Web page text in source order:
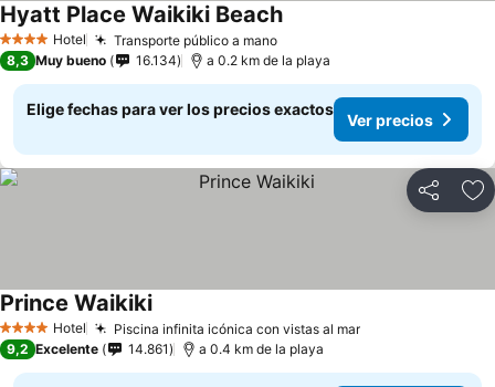
4 EstrellasHotel Transporte público a mano
Hyatt Place Waikiki Beach
8,3 Muy bueno 16.134 a 0.2 km de la playa
Elige fechas para ver los precios exactos
Ver precios
Compartir
4 EstrellasHotel Piscina infinita icónica con vistas al mar
Prince Waikiki
9,2 Excelente 14.861 a 0.4 km de la playa